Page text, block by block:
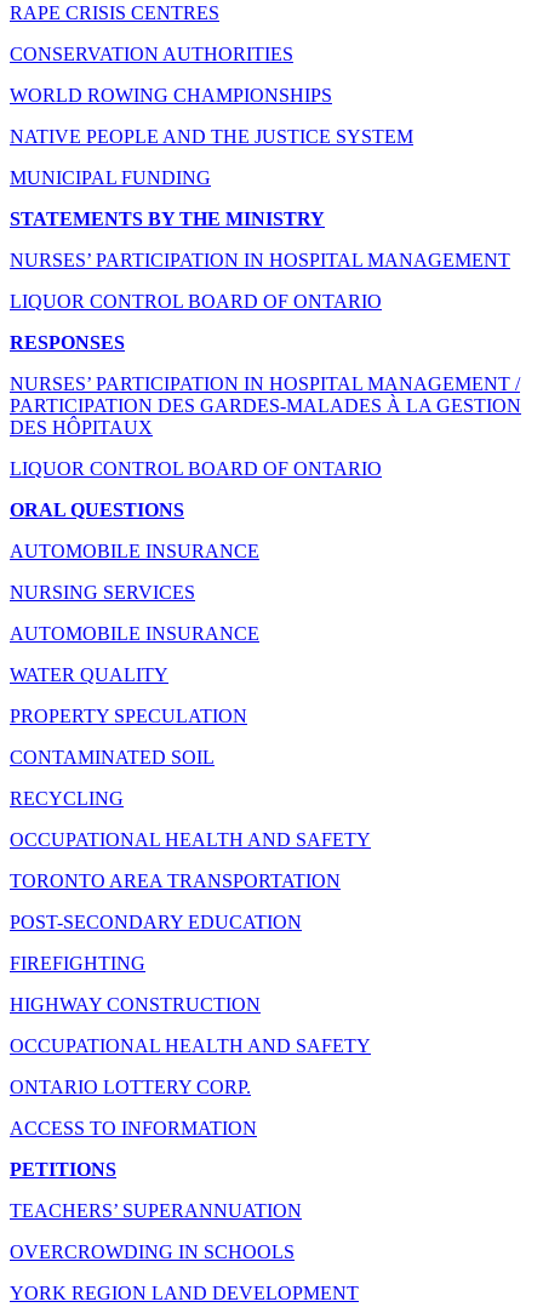
RAPE CRISIS CENTRES
CONSERVATION AUTHORITIES
WORLD ROWING CHAMPIONSHIPS
NATIVE PEOPLE AND THE JUSTICE SYSTEM
MUNICIPAL FUNDING
STATEMENTS BY THE MINISTRY
NURSES’ PARTICIPATION IN HOSPITAL MANAGEMENT
LIQUOR CONTROL BOARD OF ONTARIO
RESPONSES
NURSES’ PARTICIPATION IN HOSPITAL MANAGEMENT /
PARTICIPATION DES GARDES-MALADES À LA GESTION
DES HÔPITAUX
LIQUOR CONTROL BOARD OF ONTARIO
ORAL QUESTIONS
AUTOMOBILE INSURANCE
NURSING SERVICES
AUTOMOBILE INSURANCE
WATER QUALITY
PROPERTY SPECULATION
CONTAMINATED SOIL
RECYCLING
OCCUPATIONAL HEALTH AND SAFETY
TORONTO AREA TRANSPORTATION
POST-SECONDARY EDUCATION
FIREFIGHTING
HIGHWAY CONSTRUCTION
OCCUPATIONAL HEALTH AND SAFETY
ONTARIO LOTTERY CORP.
ACCESS TO INFORMATION
PETITIONS
TEACHERS’ SUPERANNUATION
OVERCROWDING IN SCHOOLS
YORK REGION LAND DEVELOPMENT